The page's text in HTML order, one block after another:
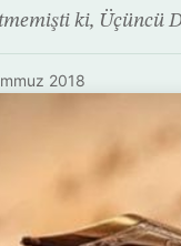
ki, Üçüncü
2018